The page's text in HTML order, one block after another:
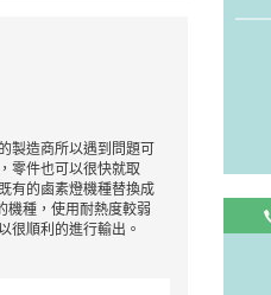
製造商所以遇到問題可
零件也可以很快就取
有的鹵素燈機種替換成
機種，使用耐熱度較弱
很順利的進行輸出。